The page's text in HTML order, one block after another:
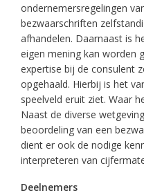
ondernemersregelingen
bezwaarschriften
afhandelen. Daarnaast is
eigen mening kan worden
expertise bij de consulent
opgehaald. Hierbij is het
speelveld eruit ziet. Waar
Naast de diverse
beoordeling van een
dient er ook de nodige
interpreteren van
Deelnemers